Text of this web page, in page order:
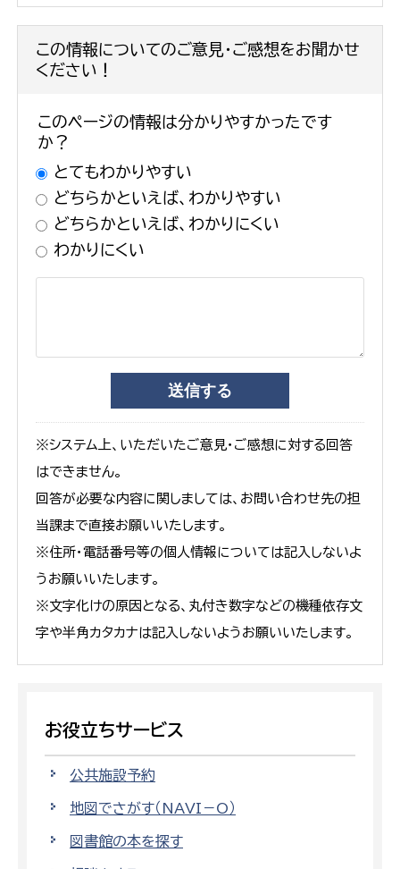
この情報についてのご意見・ご感想をお聞かせ
ください！
このページの情報は分かりやすかったです
か？
とてもわかりやすい
どちらかといえば、わかりやすい
どちらかといえば、わかりにくい
わかりにくい
※システム上、いただいたご意見・ご感想に対する回答
はできません。
回答が必要な内容に関しましては、お問い合わせ先の担
当課まで直接お願いいたします。
※住所・電話番号等の個人情報については記入しないよ
うお願いいたします。
※文字化けの原因となる、丸付き数字などの機種依存文
字や半角カタカナは記入しないようお願いいたします。
お役立ちサービス
公共施設予約
地図でさがす（NAVI－O）
図書館の本を探す